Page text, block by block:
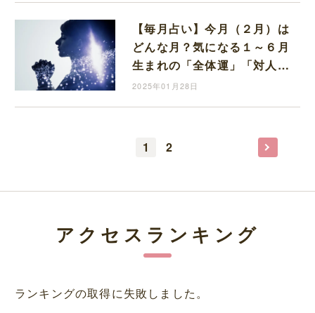
【毎月占い】今月（２月）は
どんな月？気になる１～６月
生まれの「全体運」「対人
運」「金運」お教えします。
2025年01月28日
1 2
アクセスランキング
ランキングの取得に失敗しました。